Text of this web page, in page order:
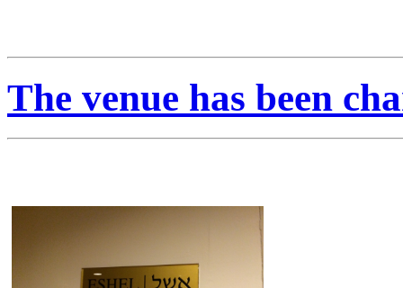
The venue has been